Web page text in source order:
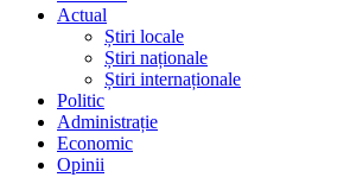
Actual
Știri locale
Știri naționale
Știri internaționale
Politic
Administrație
Economic
Opinii